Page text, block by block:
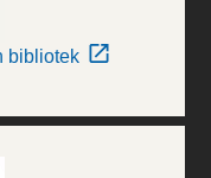
bibliotek